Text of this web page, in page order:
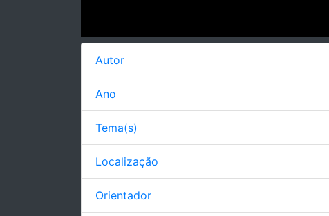
Autor
Ano
Tema(s)
Localização
Orientador